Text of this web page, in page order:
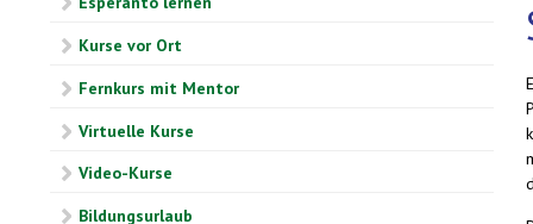
Kurse vor Ort
Fernkurs mit Mentor
Virtuelle Kurse
Video-Kurse
Bildungsurlaub